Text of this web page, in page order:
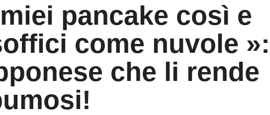
pancake così e
come nuvole
che li rende